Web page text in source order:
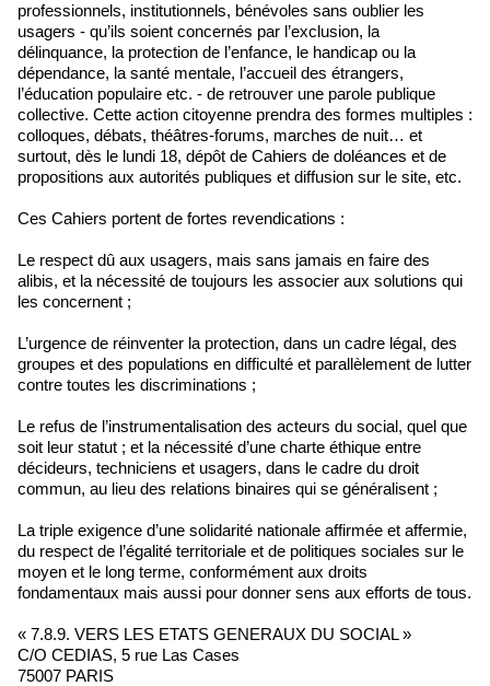
professionnels, institutionnels, bénévoles sans oublier les
usagers - qu’ils soient concernés par l’exclusion, la
délinquance, la protection de l’enfance, le handicap ou la
dépendance, la santé mentale, l’accueil des étrangers,
l’éducation populaire etc. - de retrouver une parole publique
collective. Cette action citoyenne prendra des formes multiples :
colloques, débats, théâtres-forums, marches de nuit… et
surtout, dès le lundi 18, dépôt de Cahiers de doléances et de
propositions aux autorités publiques et diffusion sur le site, etc.
Ces Cahiers portent de fortes revendications :
Le respect dû aux usagers, mais sans jamais en faire des
alibis, et la nécessité de toujours les associer aux solutions qui
les concernent ;
L’urgence de réinventer la protection, dans un cadre légal, des
groupes et des populations en difficulté et parallèlement de lutter
contre toutes les discriminations ;
Le refus de l’instrumentalisation des acteurs du social, quel que
soit leur statut ; et la nécessité d’une charte éthique entre
décideurs, techniciens et usagers, dans le cadre du droit
commun, au lieu des relations binaires qui se généralisent ;
La triple exigence d’une solidarité nationale affirmée et affermie,
du respect de l’égalité territoriale et de politiques sociales sur le
moyen et le long terme, conformément aux droits
fondamentaux mais aussi pour donner sens aux efforts de tous.
« 7.8.9. VERS LES ETATS GENERAUX DU SOCIAL »
C/O CEDIAS, 5 rue Las Cases
75007 PARIS